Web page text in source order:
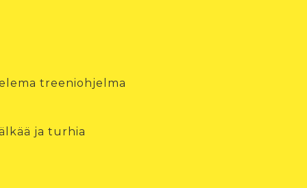
treeniohjelma
ja turhia